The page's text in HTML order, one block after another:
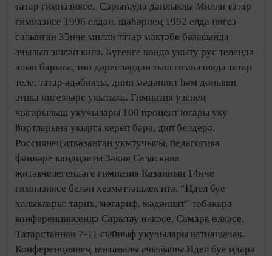
татар гимназиясе. Сарытауда данлыклы Милли татар
гимназисе 1996 елдан, шәһәрнең 1992 елда нигез
салынган 35нче милли татар мәктәбе базасында
ачылып эшләп килә. Бүгенге көндә укыту рус телендә
алып барыла, төп дәресләрдән тыш гимназиядә татар
теле, татар әдәбияты, дини мәдәният һәм дөньяви
этика нигезләре укытыла. Гимназия үзенең
чыгарылыш укучылары 100 процент югары уку
йортларына укырга кереп бара, дип белдерә.
Россиянең атказанган укытучысы, педагогика
фәннәре кандидаты Зәкия Саласкина
җитәкчелегендәге гимназия Казанның 14нче
гимназиясе белән хезмәттәшлек итә. “Идел буе
халыклары: тарих, мәгариф, мәдәният” төбәкара
конференциясендә Сарытау өлкәсе, Самара өлкәсе,
Татарстаннан 7-11 сыйныф укучылары катнашачак.
Конференциянең тантаналы ачылышы Идел буе идарә